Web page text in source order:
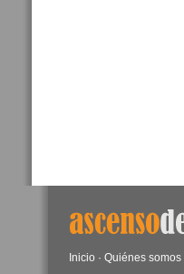
Inicio · Quiénes somos